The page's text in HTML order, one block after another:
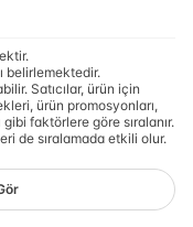
belirlemektedir.
Satıcılar, ürün için
ürün promosyonları,
faktörlere göre sıralanır.
de sıralamada etkili olur.